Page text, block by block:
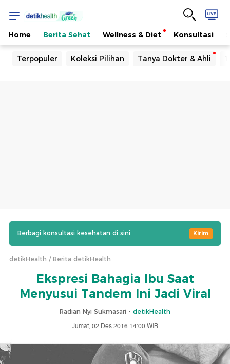
Home Berita Sehat Wellness & Diet Konsultasi
Terpopuler Koleksi Pilihan Tanya Dokter & Ahli
Berbagi konsultasi kesehatan di sini Kirim
detikHealth Berita detikHealth
Ekspresi Bahagia Ibu Saat
Menyusui Tandem Ini Jadi Viral
Radian Nyi Sukmasari - detikHealth
Jumat, 02 Des 2016 14:00 WIB